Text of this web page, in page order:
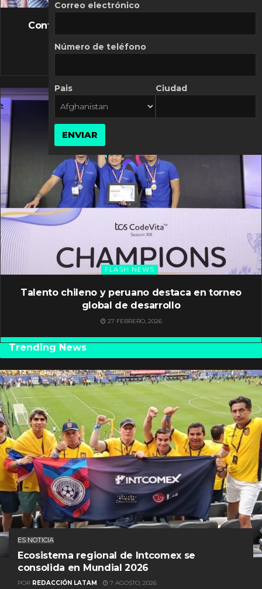
FLASH NEWS
Controversia de Mercado Libre por costos
10 MARZO, 2026
FLASH NEWS
Talento chileno y peruano destaca en torneo
global de desarrollo
27 FEBRERO, 2026
Trending News
ES NOTICIA
Ecosistema regional de Intcomex se
consolida en Mundial 2026
POR REDACCIÓN LATAM 7 AGOSTO, 2026
Correo electrónico
Número de teléfono
Pais Ciudad
ENVIAR